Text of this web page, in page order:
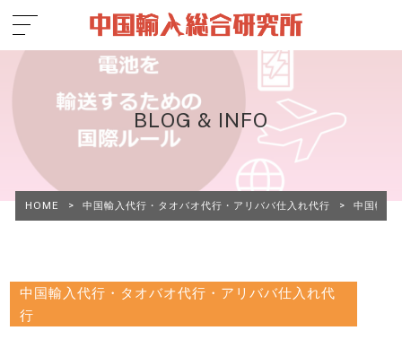
BLOG & INFO
HOME > 中国輸入代行・タオバオ代行・アリババ仕入れ代行 > 中国輸入
中国輸入代行・タオバオ代行・アリババ仕入れ代
行